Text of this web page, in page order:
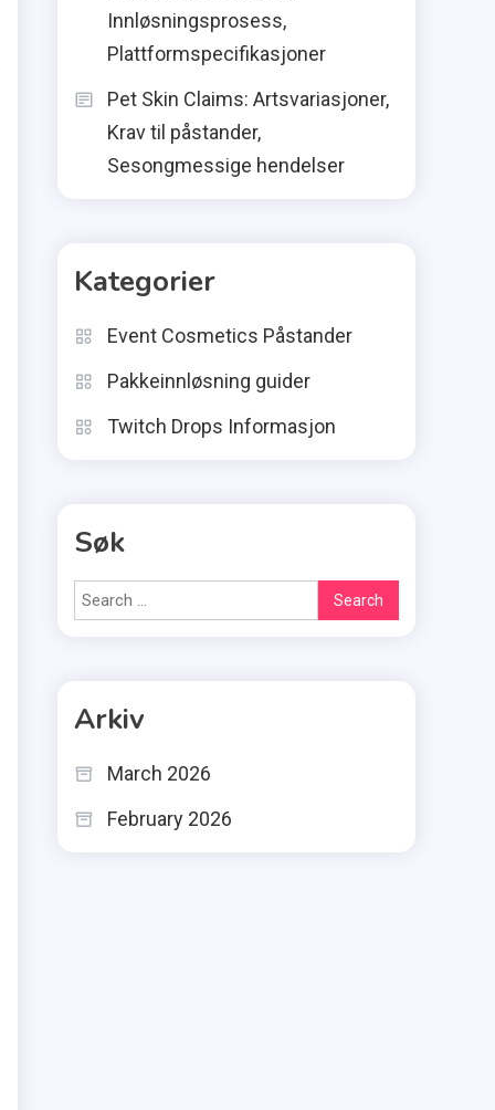
Innløsningsprosess,
Plattformspecifikasjoner
Pet Skin Claims: Artsvariasjoner,
Krav til påstander,
Sesongmessige hendelser
Kategorier
Event Cosmetics Påstander
Pakkeinnløsning guider
Twitch Drops Informasjon
Søk
Search
for:
Arkiv
March 2026
February 2026